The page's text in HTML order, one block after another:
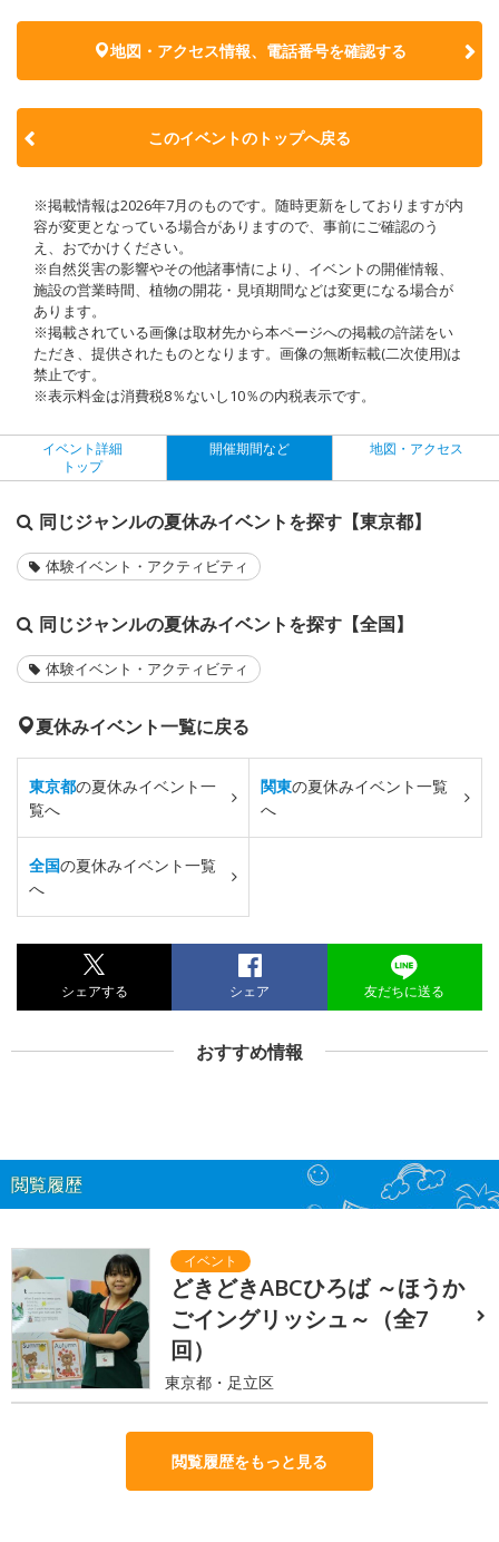
地図・アクセス情報、電話番号を確認する
このイベントのトップへ戻る
※掲載情報は2026年7月のものです。随時更新をしておりますが内
容が変更となっている場合がありますので、事前にご確認のう
え、おでかけください。
※自然災害の影響やその他諸事情により、イベントの開催情報、
施設の営業時間、植物の開花・見頃期間などは変更になる場合が
あります。
※掲載されている画像は取材先から本ページへの掲載の許諾をい
ただき、提供されたものとなります。画像の無断転載(二次使用)は
禁止です。
※表示料金は消費税8％ないし10％の内税表示です。
イベント詳細
トップ
開催期間など 地図・アクセス
同じジャンルの夏休みイベントを探す【東京都】
体験イベント・アクティビティ
同じジャンルの夏休みイベントを探す【全国】
体験イベント・アクティビティ
夏休みイベント一覧に戻る
東京都の夏休みイベント一
覧へ
関東の夏休みイベント一覧
へ
全国の夏休みイベント一覧
へ
シェアする シェア 友だちに送る
おすすめ情報
閲覧履歴
どきどきABCひろば ～ほうか
ごイングリッシュ～（全7
回）
東京都・足立区
閲覧履歴をもっと見る